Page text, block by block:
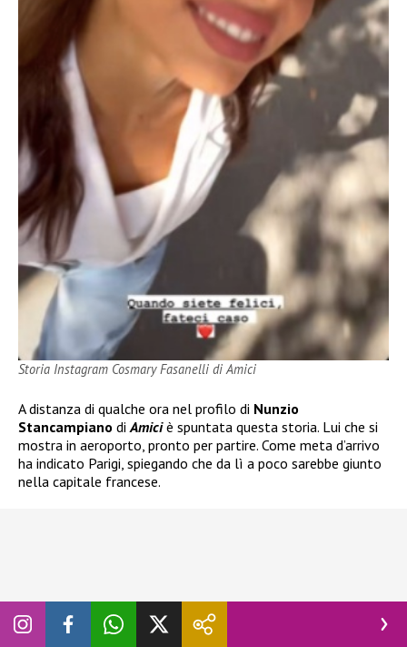
Storia Instagram Cosmary Fasanelli di Amici
A distanza di qualche ora nel profilo di Nunzio
Stancampiano diAmiciè spuntata questa storia. Lui che si
mostra in aeroporto, pronto per partire. Come meta d’arrivo
ha indicato Parigi, spiegando che da lì a poco sarebbe giunto
nella capitale francese.